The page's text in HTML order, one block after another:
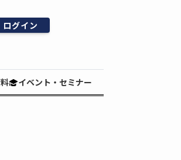
ログイン
イベント・セミナー